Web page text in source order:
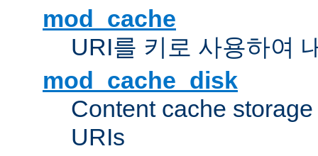
mod_cache
URI를 키로 사용하여
mod_cache_disk
Content cache
URIs